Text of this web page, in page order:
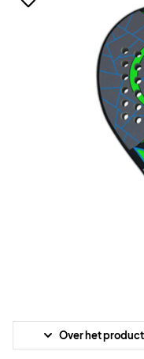
Over het product